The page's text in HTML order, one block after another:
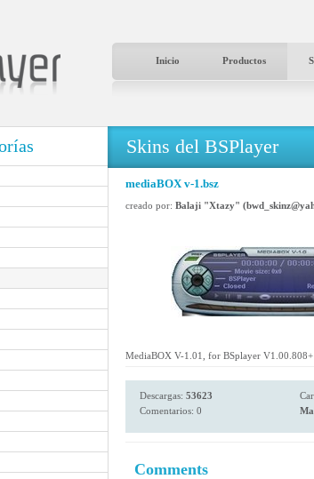
Inicio Productos
Skins del BSPlayer
mediaBOX v-1.bsz
creado por: Balaji "Xtazy"
MediaBOX V-1.01, for BSplayer
Descargas: 53623
Comentarios: 0
Comments